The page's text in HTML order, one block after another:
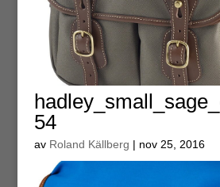
54
av Roland Källberg | nov 25, 2016